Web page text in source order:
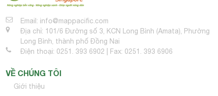
Email: info@mappacific.com
Địa chỉ: 101/6 Đường số 3, KCN Long Bình (Amata), Phường
Long Bình, thành phố Đồng Nai
Điện thoại: 0251. 393 6902 | Fax: 0251. 393 6906
VỀ CHÚNG TÔI
Giới thiệu